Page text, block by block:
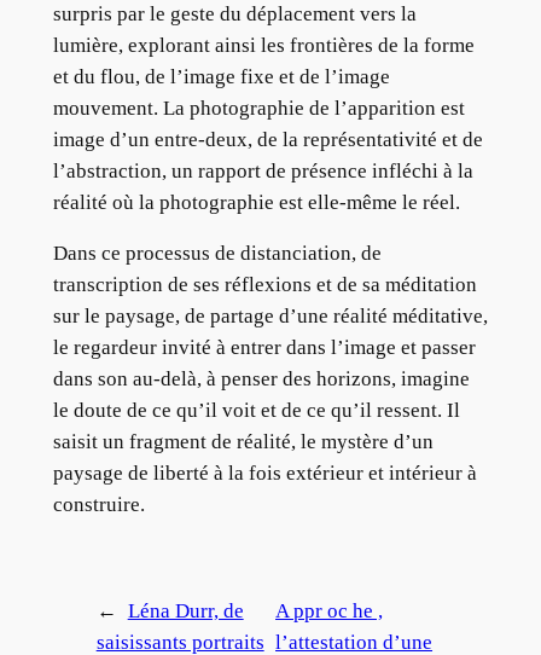
surpris par le geste du déplacement vers la
lumière, explorant ainsi les frontières de la forme
et du flou, de l’image fixe et de l’image
mouvement. La photographie de l’apparition est
image d’un entre-deux, de la représentativité et de
l’abstraction, un rapport de présence infléchi à la
réalité où la photographie est elle-même le réel.
Dans ce processus de distanciation, de
transcription de ses réflexions et de sa méditation
sur le paysage, de partage d’une réalité méditative,
le regardeur invité à entrer dans l’image et passer
dans son au-delà, à penser des horizons, imagine
le doute de ce qu’il voit et de ce qu’il ressent. Il
saisit un fragment de réalité, le mystère d’un
paysage de liberté à la fois extérieur et intérieur à
construire.
←
Léna Durr, de
saisissants portraits
A ppr oc he ,
l’attestation d’une